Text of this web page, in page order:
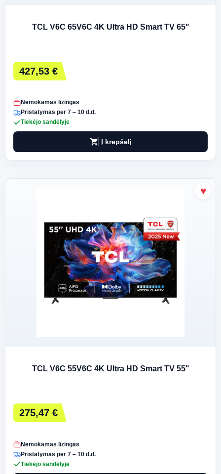
TCL V6C 65V6C 4K Ultra HD Smart TV 65"
427,53 €
Nemokamas lizingas
Pristatymas per 7 – 10 d.d.
Tiekėjo sandėlyje
shopping_cart Į krepšelį
TCL V6C 55V6C 4K Ultra HD Smart TV 55"
275,47 €
Nemokamas lizingas
Pristatymas per 7 – 10 d.d.
Tiekėjo sandėlyje